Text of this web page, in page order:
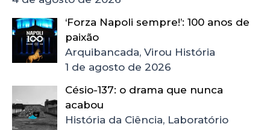
‘Forza Napoli sempre!’: 100 anos de
paixão
Arquibancada, Virou História
1 de agosto de 2026
Césio-137: o drama que nunca
acabou
História da Ciência, Laboratório